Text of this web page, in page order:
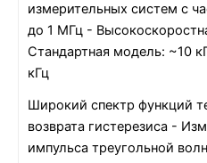
измерительных систем с
до 1 МГц -
Стандартная модель: ~10
кГц
Широкий спектр функций
возврата гистерезиса -
импульса треугольной